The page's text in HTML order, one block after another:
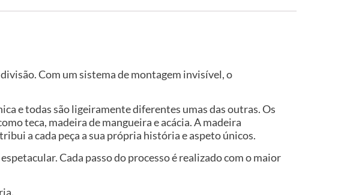
Com um sistema de montagem invisível, o
e todas são ligeiramente diferentes umas das outras. Os
teca, madeira de mangueira e acácia. A madeira
a cada peça a sua própria história e aspeto únicos.
Cada passo do processo é realizado com o maior